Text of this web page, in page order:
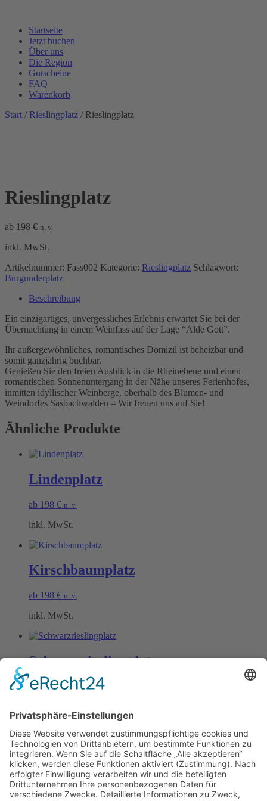
Startseite
Jetzt buchen
Über uns
Die Region
Gutscheine
FAQ
Warenkorb
Start / Rieslingplatz / Rieslingplatz
Rieslingplatz
ab 198 € n. v.
inkl. MwSt.
Artikelnummer: Fass002 Kategorie: Rieslingplatz Schlagwort:
Burgunderplatz
Beschreibung
Ein einzigartiges, unvergessliches Erlebnis erwartet Sie bei der
Übernachtung in einem Weinfass auf der Lage “Alde Gott”.
Ihr außergewöhnliches, romantisches Domizil ist beheizbar und
somit ganzjährig buchbar.
Genießen Sie den freien Ausblick in die Rheinebene und einen
romantischen Sonnenuntergang in der Nähe unseres Ferienhofes,
inmitten idyllischer Weinberge, oberhalb des Blumen- und
Weindorfes Sasbachwalden – Wir freuen uns auf Sie!
Ähnliche Produkte
Lindenplatz
ab 198 € n. v.
inkl. MwSt.
Kirschbaumplatz
ab 198 € n. v.
inkl. MwSt.
Schwarzrieslingplatz
ab 198€ n. v.
Öffnungszeiten Büro und Hofladen:
Hofladen:
Montag bis Sonntag von 09:00 – 11:30 Uhr und 14:00 – 18:00 Uhr
Telefonisch erreichen Sie uns:
Montag bis Freitag von 09:00 – 11:30 Uhr